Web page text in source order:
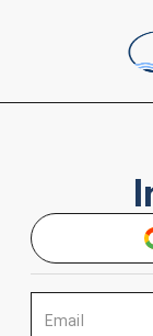
Email